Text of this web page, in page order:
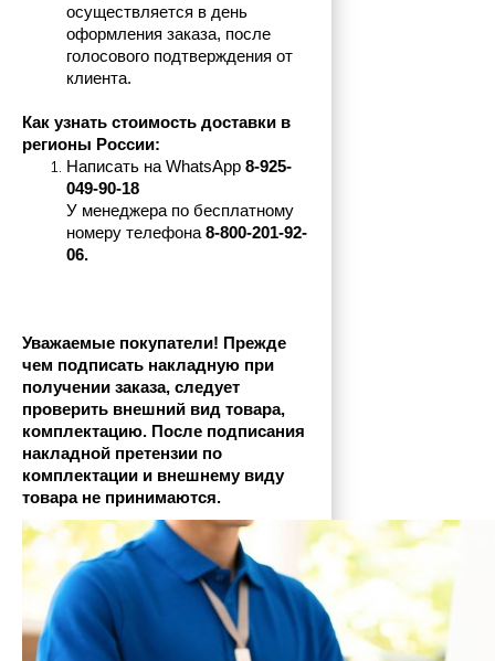
осуществляется в день
оформления заказа, после
голосового подтверждения от
клиента.
Как узнать стоимость доставки в
регионы России:
Написать на WhatsApp 8-925-
049-90-18
У менеджера по бесплатному
номеру телефона 8-800-201-92-
06.
Уважаемые покупатели! Прежде
чем подписать накладную при
получении заказа, следует
проверить внешний вид товара,
комплектацию. После подписания
накладной претензии по
комплектации и внешнему виду
товара не принимаются.